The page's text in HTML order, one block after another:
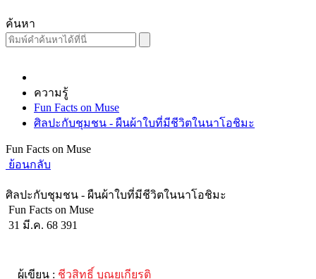
ค้นหา
ความรู้
Fun Facts on Muse
ศิลปะกับชุมชน - ผืนผ้าใบที่มีชีวิตในนาโอชิมะ
Fun Facts on Muse
ย้อนกลับ
ศิลปะกับชุมชน - ผืนผ้าใบที่มีชีวิตในนาโอชิมะ
Fun Facts on Muse
31 มี.ค. 68 391
ผู้เขียน : ชีวสิทธิ์ บุณยเกียรติ